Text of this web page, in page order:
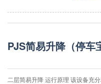
PJS简易升降（停车
二层简易升降 运行原理 该设备充